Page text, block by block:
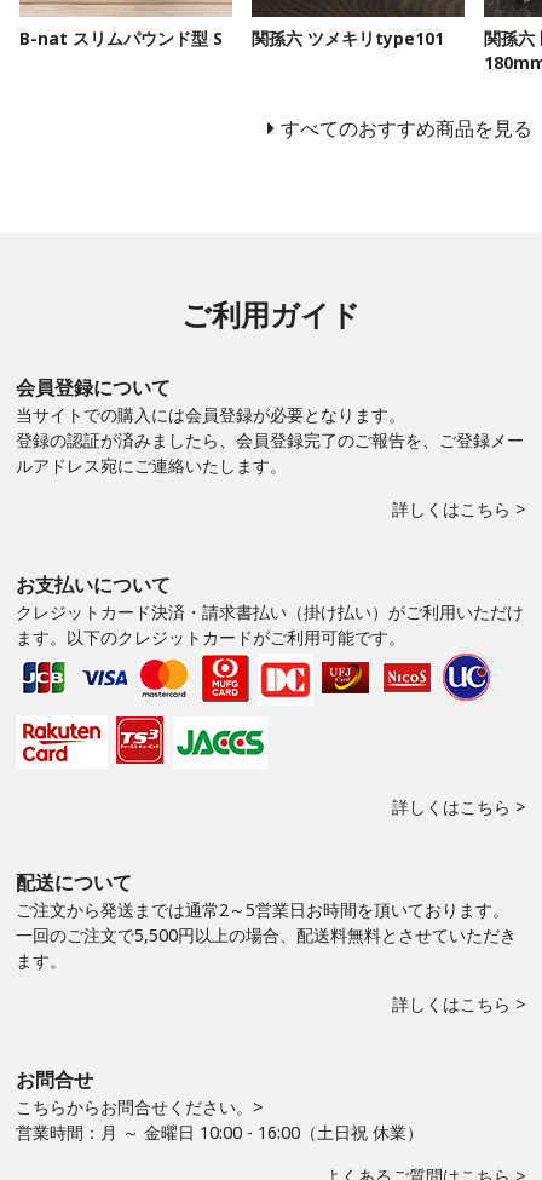
B-nat スリムパウンド型 S 関孫六 ツメキリtype101
関孫六
すべてのおすすめ商品を見る
ご利用ガイド
会員登録について
当サイトでの購入には会員登録が必要となります。
登録の認証が済みましたら、会員登録完了のご報告を、ご登録メー
ルアドレス宛にご連絡いたします。
詳しくはこちら >
お支払いについて
クレジットカード決済・請求書払い（掛け払い）がご利用いただけ
ます。以下のクレジットカードがご利用可能です。
詳しくはこちら >
配送について
ご注文から発送までは通常2～5営業日お時間を頂いております。
一回のご注文で5,500円以上の場合、配送料無料とさせていただき
ます。
詳しくはこちら >
お問合せ
こちらからお問合せください。>
営業時間：月 ～ 金曜日 10:00 - 16:00（土日祝 休業）